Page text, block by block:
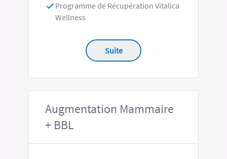
Programme de Récupération Vitalica
Wellness
Suite
Augmentation Mammaire
+ BBL